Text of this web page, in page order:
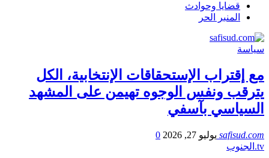
قضايا وحوادث
المنبر الحر
سياسة
مع إقتراب الإستحقاقات الإنتخابية، الكل
يترقب ونفس الوجوه تهيمن على المشهد
السياسي بآسفي
safisud.com يوليو 27, 2026
0
tv.الجنوب